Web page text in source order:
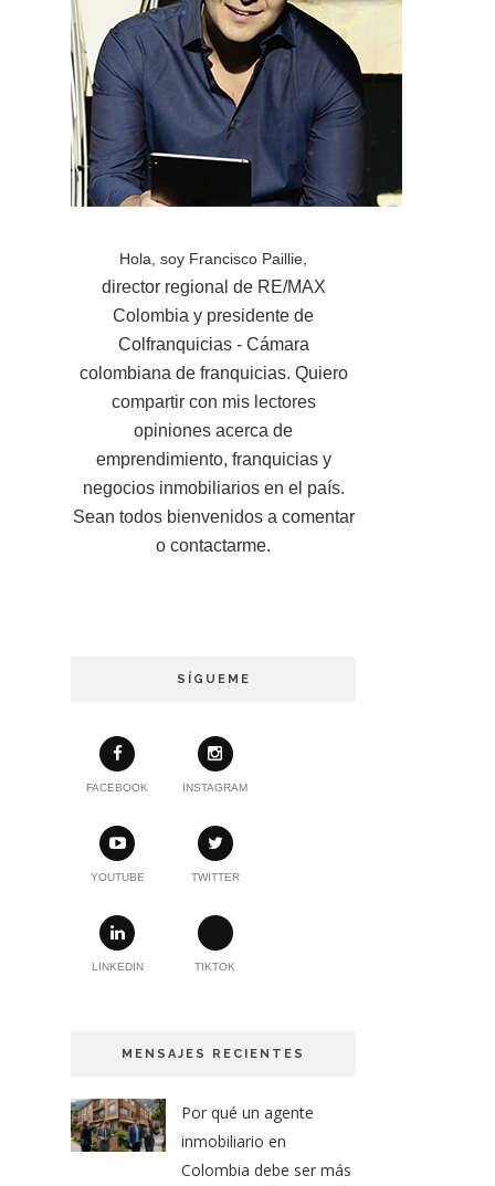
Hola, soy Francisco Paillie,
director regional de RE/MAX
Colombia y presidente de
Colfranquicias - Cámara
colombiana de franquicias. Quiero
compartir con mis lectores
opiniones acerca de
emprendimiento, franquicias y
negocios inmobiliarios en el país.
Sean todos bienvenidos a comentar
o contactarme.
SÍGUEME
FACEBOOK INSTAGRAM
YOUTUBE TWITTER
LINKEDIN TIKTOK
MENSAJES RECIENTES
Por qué un agente
inmobiliario en
Colombia debe ser más